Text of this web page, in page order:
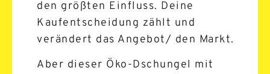
den größten Einfluss. Deine
Kaufentscheidung zählt und
verändert das Angebot/ den Markt.
Aber dieser Öko-Dschungel mit